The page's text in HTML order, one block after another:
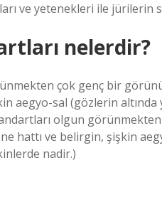
ve yetenekleri ile jürilerin
nelerdir?
çok genç bir
aegyo-sal (gözlerin altında
olgun
hattı ve belirgin, şişkin
nadir.)